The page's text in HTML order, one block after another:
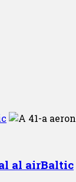
al airBaltic